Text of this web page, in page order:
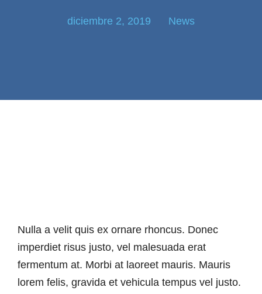
diciembre 2, 2019 News
Nulla a velit quis ex ornare rhoncus. Donec
imperdiet risus justo, vel malesuada erat
fermentum at. Morbi at laoreet mauris. Mauris
lorem felis, gravida et vehicula tempus vel justo.